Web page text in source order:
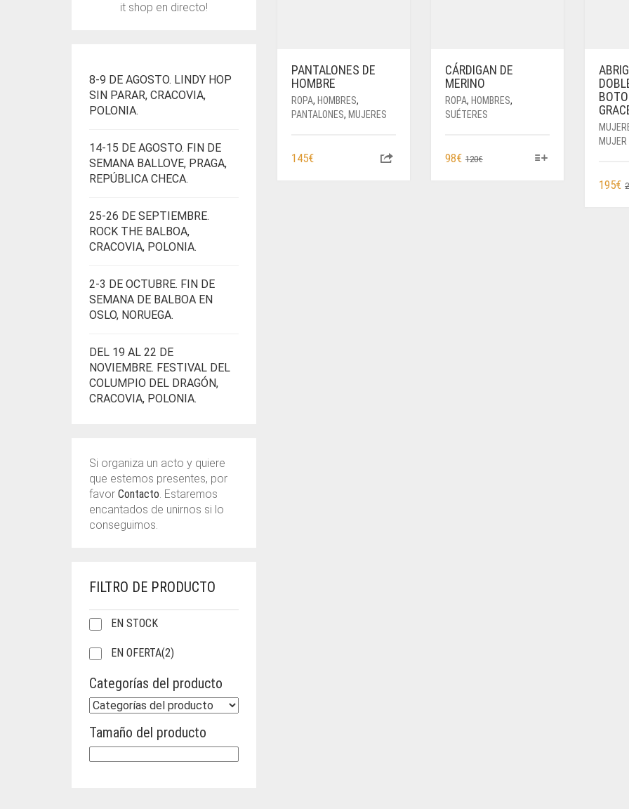
PANTALONES DE
HOMBRE
ROPA, HOMBRES,
PANTALONES, MUJERES
145€
CÁRDIGAN DE
MERINO
ROPA, HOMBRES,
SUÉTERES
120€EL
98€
EL
ESTE
MUJER
195€
it shop en directo!
8-9 DE AGOSTO. LINDY HOP
SIN PARAR, CRACOVIA,
POLONIA.
14-15 DE AGOSTO. FIN DE
SEMANA BALLOVE, PRAGA,
REPÚBLICA CHECA.
25-26 DE SEPTIEMBRE.
ROCK THE BALBOA,
CRACOVIA, POLONIA.
2-3 DE OCTUBRE. FIN DE
SEMANA DE BALBOA EN
OSLO, NORUEGA.
DEL 19 AL 22 DE
NOVIEMBRE. FESTIVAL DEL
COLUMPIO DEL DRAGÓN,
CRACOVIA, POLONIA.
Si organiza un acto y quiere
que estemos presentes, por
favor Contacto. Estaremos
encantados de unirnos si lo
conseguimos.
FILTRO DE PRODUCTO
EN STOCK
EN OFERTA(2)
Categorías del producto
Tamaño del producto